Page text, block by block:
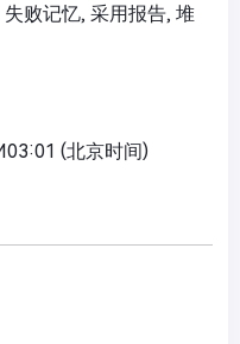
败记忆, 采用报告, 堆
(北京时间)